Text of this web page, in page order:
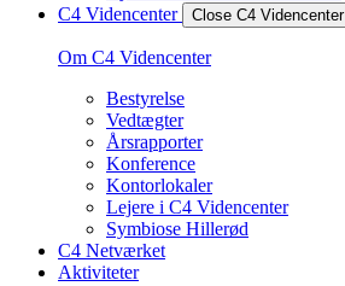
C4 Videncenter
Close C4 Videncenter
Om C4 Videncenter
Bestyrelse
Vedtægter
Årsrapporter
Konference
Kontorlokaler
Lejere i C4 Videncenter
Symbiose Hillerød
C4 Netværket
Aktiviteter